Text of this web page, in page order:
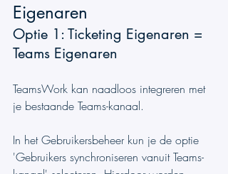
Eigenaren
Optie 1: Ticketing Eigenaren =
Teams Eigenaren
TeamsWork kan naadloos integreren met
je bestaande Teams-kanaal.
In het Gebruikersbeheer kun je de optie
'Gebruikers synchroniseren vanuit Teams-